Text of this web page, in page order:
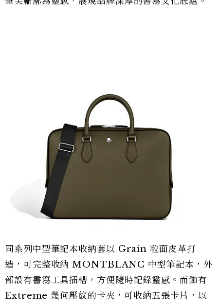
同系列中型筆記本收納套以 Grain 粒面皮革打
造，可完整收納 MONTBLANC 中型筆記本，外
部設有書寫工具插槽，方便隨時記錄靈感。而飾有
Extreme 幾何壓紋的卡夾，可收納五張卡片，以